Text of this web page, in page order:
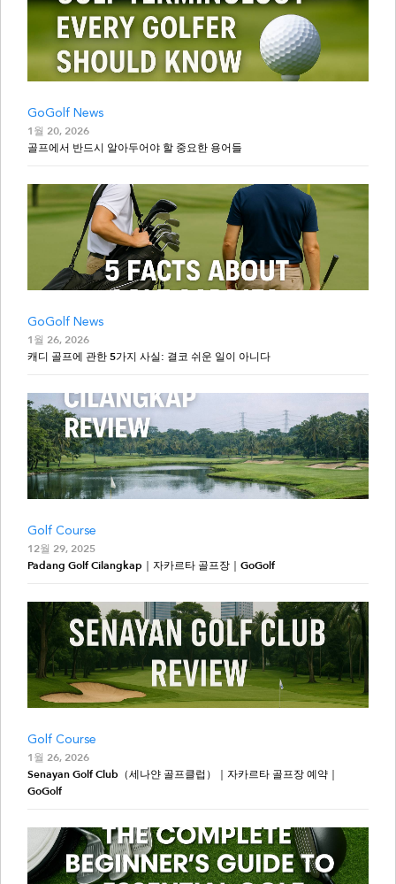
GoGolf News
1월 20, 2026
골프에서 반드시 알아두어야 할 중요한 용어들
GoGolf News
1월 26, 2026
캐디 골프에 관한 5가지 사실: 결코 쉬운 일이 아니다
Golf Course
12월 29, 2025
Padang Golf Cilangkap｜자카르타 골프장｜GoGolf
Golf Course
1월 26, 2026
Senayan Golf Club（세나얀 골프클럽）｜자카르타 골프장 예약｜
GoGolf